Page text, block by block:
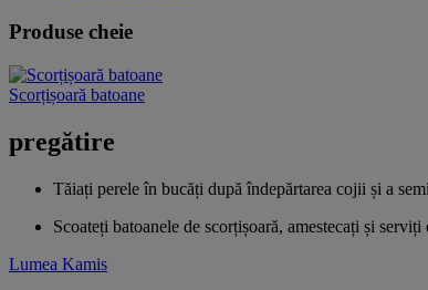
Produse cheie
Scorțișoară batoane
pregătire
Tăiați perele în bucăți după îndepărtarea cojii și a
Scoateți batoanele de scorțișoară, amestecați și serviți
Lumea Kamis